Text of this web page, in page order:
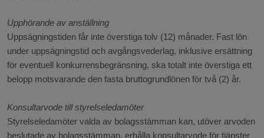
Upphörande av anställning
Uppsägningstiden får inte överstiga tolv (12) månader. Fast lön
under uppsägningstid och avgångsvederlag, inklusive ersättning
för eventuell konkurrensbegränsning, ska totalt inte överstiga ett
belopp motsvarande den fasta bruttogrundlönen för två (2) år.
Konsultarvode till styrelseledamöter
Styrelseledamöter valda av bolagsstämman kan, utöver arvoden
beslutade av bolagsstämman, erhålla konsultarvode för tjänster